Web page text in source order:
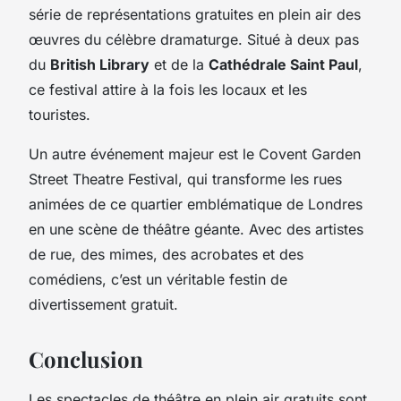
série de représentations gratuites en plein air des
œuvres du célèbre dramaturge. Situé à deux pas
du British Library et de la Cathédrale Saint Paul,
ce festival attire à la fois les locaux et les
touristes.
Un autre événement majeur est le Covent Garden
Street Theatre Festival, qui transforme les rues
animées de ce quartier emblématique de Londres
en une scène de théâtre géante. Avec des artistes
de rue, des mimes, des acrobates et des
comédiens, c’est un véritable festin de
divertissement gratuit.
Conclusion